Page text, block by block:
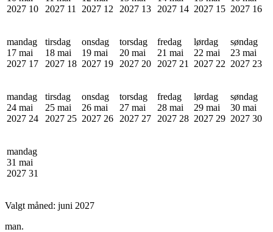
2027 10
2027 11
2027 12
2027 13
2027 14 2027 15 2027 16
mandag
17 mai
2027 17
tirsdag
18 mai
2027 18
onsdag
19 mai
2027 19
torsdag
20 mai
2027 20
fredag
21 mai
2027 21
lørdag
22 mai
2027 22
søndag
23 mai
2027 23
mandag
24 mai
2027 24
tirsdag
25 mai
2027 25
onsdag
26 mai
2027 26
torsdag
27 mai
2027 27
fredag
28 mai
2027 28
lørdag
29 mai
2027 29
søndag
30 mai
2027 30
mandag
31 mai
2027 31
Valgt måned: juni 2027
man.